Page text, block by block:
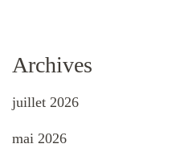
Archives
juillet 2026
mai 2026